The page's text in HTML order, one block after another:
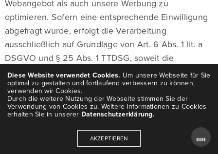
Webangebot als auch unsere Werbung zu
optimieren. Sofern eine entsprechende Einwilligung
abgefragt wurde, erfolgt die Verarbeitung
ausschließlich auf Grundlage von Art. 6 Abs. 1 lit. a
DSGVO und § 25 Abs. 1 TTDSG, soweit die
Einwilligung die Speicherung von Cookies oder den
Zugriff auf Informationen im Endgerät des Nutzers (z.
B. Device-Fingerprinting) im Sinne des TTDSG
umfasst. Die Einwilligung ist jederzeit widerrufbar.
Diese Website verwendet Cookies. Um unsere Webseite für Sie
optimal zu gestalten und fortlaufend verbessern zu können,
verwenden wir Cookies.
Durch die weitere Nutzung der Webseite stimmen Sie der
Verwendung von Cookies zu. Weitere Informationen zu Cookies
erhalten Sie in unserer Datenschutzerklärung.
AKZEPTIEREN